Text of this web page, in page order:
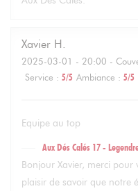
Xavier H
2025-03-01 - 20:00 -
Service : 5/5 Ambiance : 5/5
Equipe au top
Aux Dés Calés 17 -
Bonjour Xavier, merci pour
plaisir de savoir que notre